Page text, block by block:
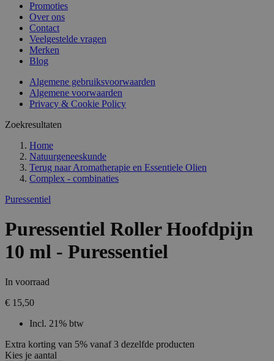
Promoties
Over ons
Contact
Veelgestelde vragen
Merken
Blog
Algemene gebruiksvoorwaarden
Algemene voorwaarden
Privacy & Cookie Policy
Zoekresultaten
Home
Natuurgeneeskunde
Terug naar Aromatherapie en Essentiele Olien
Complex - combinaties
Puressentiel
Puressentiel Roller Hoofdpijn
10 ml - Puressentiel
In voorraad
€ 15,50
Incl. 21% btw
Extra korting van 5% vanaf 3 dezelfde producten
Kies je aantal